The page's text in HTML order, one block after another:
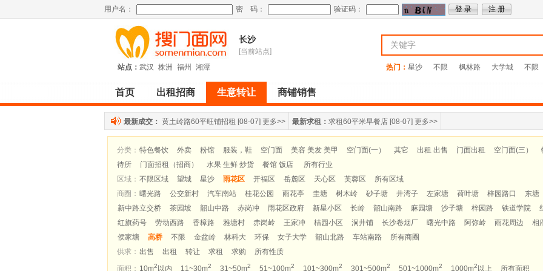
用户名： 密 码： 验证码：
长沙
[当前站点]
站点： 武汉 株洲 福州 湘潭 热门： 星沙 不限 枫林路 大学城 不限
首页 出租招商 生意转让 商铺销售
最新成交： 黄土岭路60平旺铺招租 [08-07] 更多>> 最新求租： 求租60平米早餐店 [08-07] 更多>>
分类： 特色餐饮 外卖 粉馆 服装，鞋 空门面 美容 美发 美甲 空门面(一） 其它 出租 出售 门面出租 空门面(三）
待所
门面招租（招商） 水果 生鲜 炒货 餐馆 饭店
所有行业
区域： 不限区域 望城 星沙 雨花区 开福区 岳麓区 天心区 芙蓉区
所有区域
商圈： 曙光路 公交新村 汽车南站 桂花公园 雨花亭 圭塘 树木岭 砂子塘 井湾子 左家塘 荷叶塘 梓园路口
东塘
新中路立交桥
茶园坡 韶山中路 赤岗冲 雨花区政府 新星小区 长岭 韶山南路 麻园塘 沙子塘 梓园路 铁道学院
红旗药号
劳动西路 香樟路 雅塘村 赤岗岭 王家冲 桔园小区 洞井铺 长沙卷烟厂 曙光中路 阿弥岭 雨花周边
相
侯家塘
高桥 不限 金盆岭 林科大 环保 女子大学 韶山北路 车站南路
所有商圈
供求： 出售 出租 转让 求租 求购
所有性质
面积： 10m2 以内 11~30m2 31~50m2 51~100m2 101~300m2 301~500m2 501~1000m2 1000m2 以上 所有面积